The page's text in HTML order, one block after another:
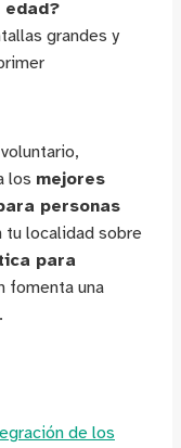
grandes y
los mejores
personas
localidad sobre
para
fomenta una
de los